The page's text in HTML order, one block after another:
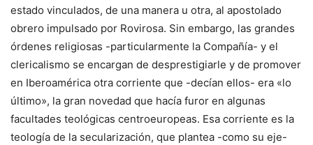
estado vinculados, de una manera u otra, al apostolado
obrero impulsado por Rovirosa. Sin embargo, las grandes
órdenes religiosas -particularmente la Compañía- y el
clericalismo se encargan de desprestigiarle y de promover
en Iberoamérica otra corriente que -decían ellos- era «lo
último», la gran novedad que hacía furor en algunas
facultades teológicas centroeuropeas. Esa corriente es la
teología de la secularización, que plantea -como su eje-